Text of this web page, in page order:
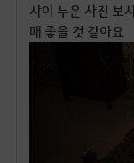
샤이 누운 사진 보
때 좋을 것 같아요